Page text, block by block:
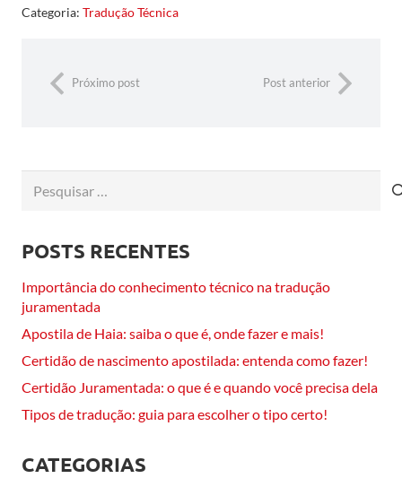
Categoria: Tradução Técnica
Próximo post Post anterior
POSTS RECENTES
Importância do conhecimento técnico na tradução
juramentada
Apostila de Haia: saiba o que é, onde fazer e mais!
Certidão de nascimento apostilada: entenda como fazer!
Certidão Juramentada: o que é e quando você precisa dela
Tipos de tradução: guia para escolher o tipo certo!
CATEGORIAS